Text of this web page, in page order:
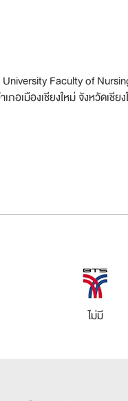
Faculty of
อเมืองเชียงใหม่ จังหวัดเชียง
ไม่มี